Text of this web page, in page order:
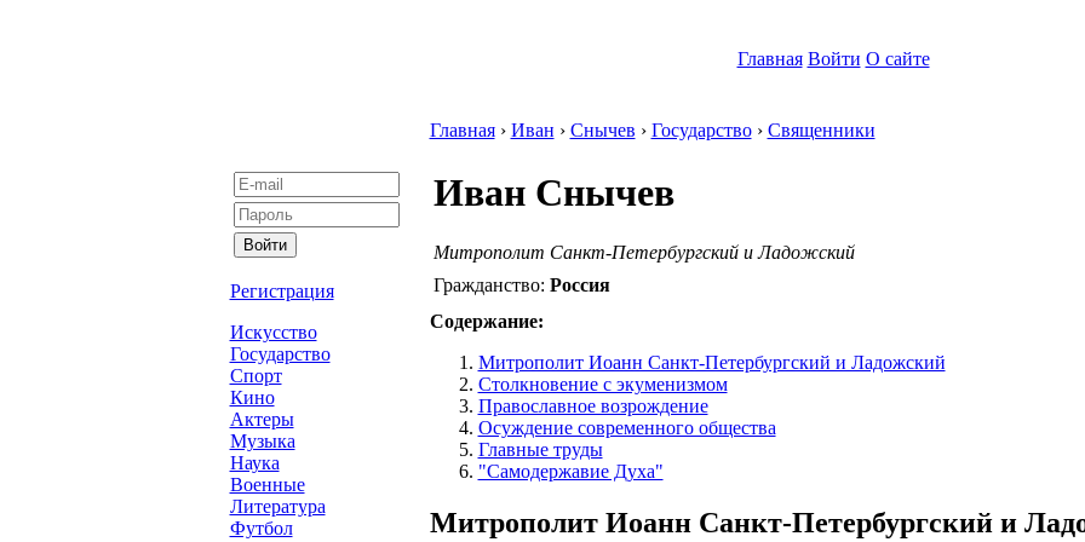
Главная Войти О сайте
Регистрация
Искусство
Государство
Спорт
Кино
Актеры
Музыка
Наука
Военные
Литература
Футбол
Главная› Иван › Снычев › Государство› Священники
Иван Снычев
Митрополит Санкт-Петербургский и Ладожский
Гражданство: Россия
Содержание:
Митрополит Иоанн Санкт-Петербургский и Ладожский
Столкновение с экуменизмом
Православное возрождение
Осуждение современного общества
Главные труды
"Самодержавие Духа"
Митрополит Иоанн Санкт-Петербургский и